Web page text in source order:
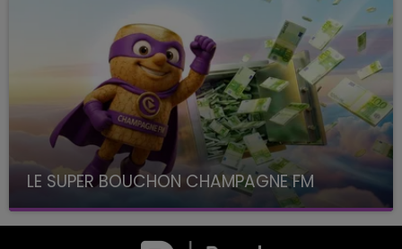
LE SUPER BOUCHON CHAMPAGNE FM
avec La Famille Champagne FM, à 8H10